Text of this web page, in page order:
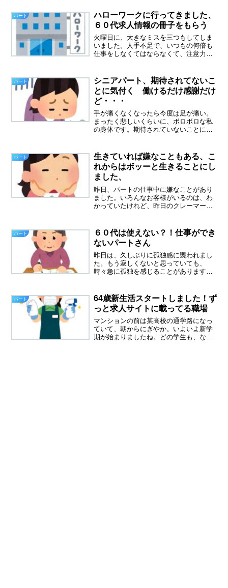
年の６１歳の男性がいます。６０歳で定
年退職し、再雇用でシルバー...
パート
ハローワークに行ってきました、
６０代求人情報の冊子をもらう
火曜日に、大きなミスを三つもしてしま
いました。人手不足で、いつもの何倍も
仕事をしなくてはならなくて、注意力散
げて、注意してきました。三件とも、お
客様に迷惑をかけて、クレ...
パート
シニアパート、期待されてないこ
とに気付く 働けるだけ感謝だけ
ど・・・
手が痛くなくなったら今度は足が痛い。
まったく悲しいくらいに、ボロボロな私
の身体です。期待されていないことに気
忙しい部門です。契約更新の時に、他部
門への配置転換は可能か？...
パート
生きていれば嫌なこともある、こ
れからはボッーと生きることにし
ました、
昨日、パートの仕事中に嫌なことがあり
ました。いろんなお客様がいるのは、わ
かっていたけれど、昨日のクレーマーに
自分に非はないと思っていたけれど、面
倒なので、口だけで申し訳...
パート
６０代は使えない？！仕事ができ
ないパートさん
昨日は、久しぶりに孤独感に襲われまし
た。もう寂しくないと思っていても、
時々急に孤独を感じることがあります。
間たちがたくさんいるので、自然と元気
になります。仕事を辞めた後...
パート
64歳新生活スタートしました！ず
っと求人サイトに載ってる職場
マンションの前は某高校の通学路になっ
ていて、朝からにぎやか。いよいよ新学
期が始まりましたね。どの学生も、なん